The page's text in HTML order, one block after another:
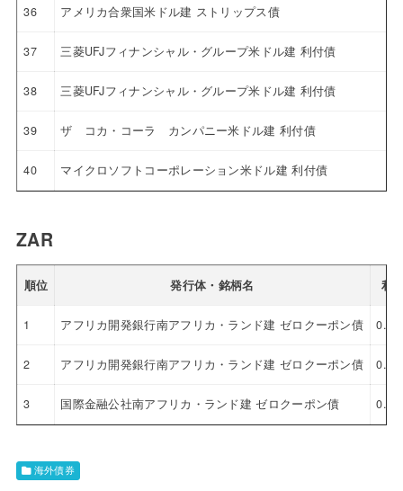
36 アメリカ合衆国米ドル建 ストリップス債
37 三菱UFJフィナンシャル・グループ米ドル建 利付債
38 三菱UFJフィナンシャル・グループ米ドル建 利付債
39 ザ コカ・コーラ カンパニー米ドル建 利付債
40 マイクロソフトコーポレーション米ドル建 利付債
ZAR
順位 発行体・銘柄名 利
1 アフリカ開発銀行南アフリカ・ランド建 ゼロクーポン債
2 アフリカ開発銀行南アフリカ・ランド建 ゼロクーポン債
3 国際金融公社南アフリカ・ランド建 ゼロクーポン債
海外債券